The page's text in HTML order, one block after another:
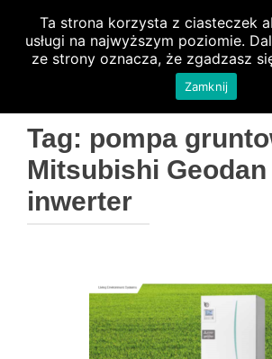
Tag: pompa
Mitsubishi Geodan
inwerter
Ta strona korzysta z ciasteczek
usługi na najwyższym poziomie.
ze strony oznacza, że zgadzasz
Zamknij